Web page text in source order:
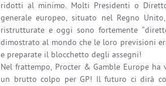
ridotti al minimo. Molti Presidenti o
generale europeo, situato nel Regno
ristrutturate e oggi sono fortemente
dimostrato al mondo che le loro previsioni
e preparate il blocchetto degli assegni!
Nel frattempo, Procter & Gamble Europe
un brutto colpo per GP! Il futuro ci dirà